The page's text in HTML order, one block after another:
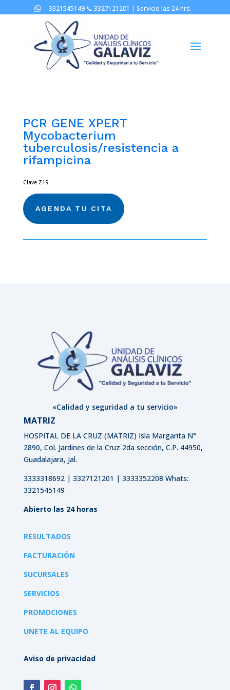
 3321545149 📞 3327121201 | Servicio las 24 hrs.
PCR GENE XPERT
Mycobacterium
tuberculosis/resistencia a
rifampicina
Clave Z19
AGENDA TU CITA
«Calidad y seguridad a tu servicio»
MATRIZ
HOSPITAL DE LA CRUZ (MATRIZ) Isla Margarita N°
2890, Col. Jardines de la Cruz 2da sección, C.P. 44950,
Guadalajara, Jal.
3333318692 | 3327121201 | 3333352208 Whats:
3321545149
Abierto las 24 horas
RESULTADOS
FACTURACIÓN
SUCURSALES
SERVICIOS
PROMOCIONES
UNETE AL EQUIPO
Aviso de privacidad